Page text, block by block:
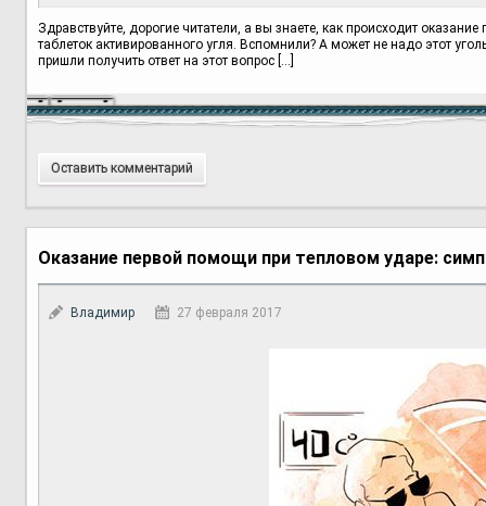
Здравствуйте, дорогие читатели, а вы знаете, как происходит
таблеток активированного угля. Вспомнили? А может не надо этот
пришли получить ответ на этот вопрос […]
Оставить комментарий
Оказание первой помощи при тепловом ударе:
Владимир 27 февраля 2017